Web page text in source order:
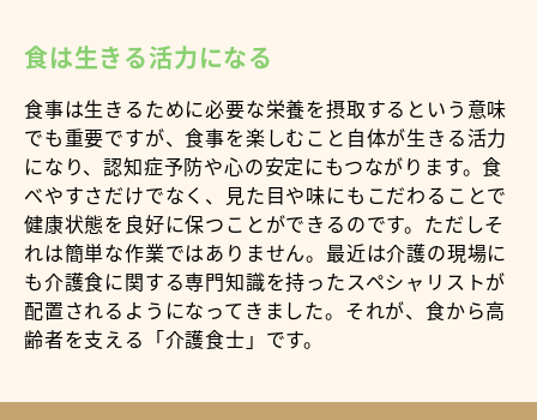
食は生きる活力になる
食事は生きるために必要な栄養を摂取するという意味
でも重要ですが、食事を楽しむこと自体が生きる活力
になり、認知症予防や心の安定にもつながります。食
べやすさだけでなく、見た目や味にもこだわることで
健康状態を良好に保つことができるのです。ただしそ
れは簡単な作業ではありません。最近は介護の現場に
も介護食に関する専門知識を持ったスペシャリストが
配置されるようになってきました。それが、食から高
齢者を支える「介護食士」です。